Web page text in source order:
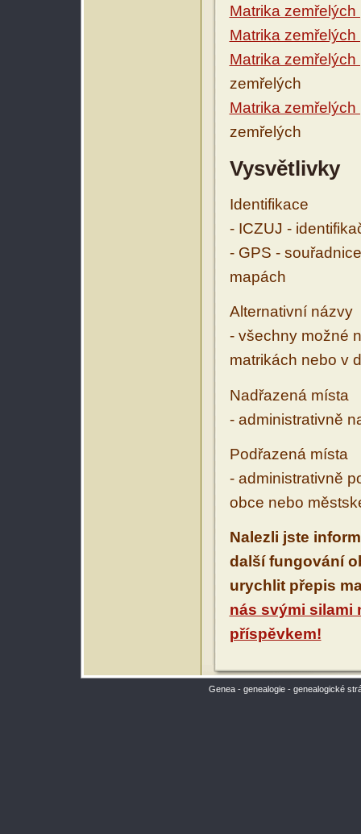
Matrika
Matrika
Matrika
zemřelých
Matrika
zemřelých
Vysvětlivky
Identifikace
- ICZUJ -
- GPS -
mapách
Alternativní názvy
- všechny možné
matrikách nebo v
Nadřazená místa
- administrativně
Podřazená místa
- administrativně
obce nebo
Nalezli jste
další fungování
urychlit přepis
nás svými silami
příspěvkem!
Genea - genealogie - genealogické